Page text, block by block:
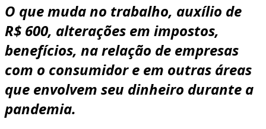
O que muda no trabalho, auxílio de
R$ 600, alterações em impostos,
benefícios, na relação de empresas
com o consumidor e em outras áreas
que envolvem seu dinheiro durante a
pandemia.